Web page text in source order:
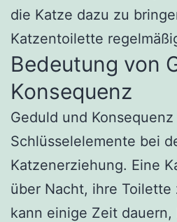
die Katze dazu zu
Katzentoilette
Bedeutung von
Konsequenz
Geduld und Konsequenz
Schlüsselelemente bei
Katzenerziehung. Eine
über Nacht, ihre Toilette
kann einige Zeit dauern,